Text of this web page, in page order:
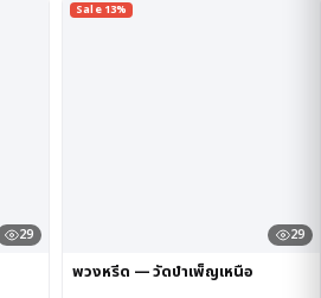
29
Sale 13%
29
พวงหรีด — วัดบำเพ็ญเหนือ